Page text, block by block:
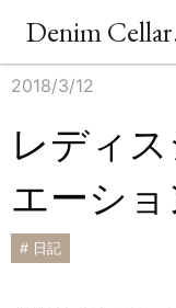
Denim
CONCEPT
EVENT
2018/3/12
レディ
エーショ
# 日記